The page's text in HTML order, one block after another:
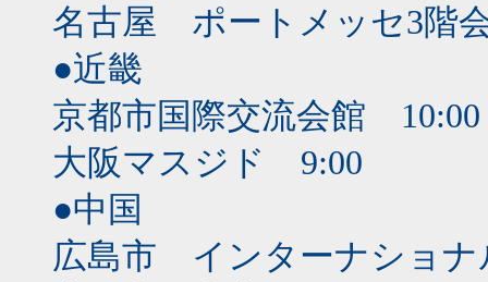
名古屋 ポートメッセ3階
●近畿
京都市国際交流会館 10:00
大阪マスジド 9:00
●中国
広島市 インターナショ